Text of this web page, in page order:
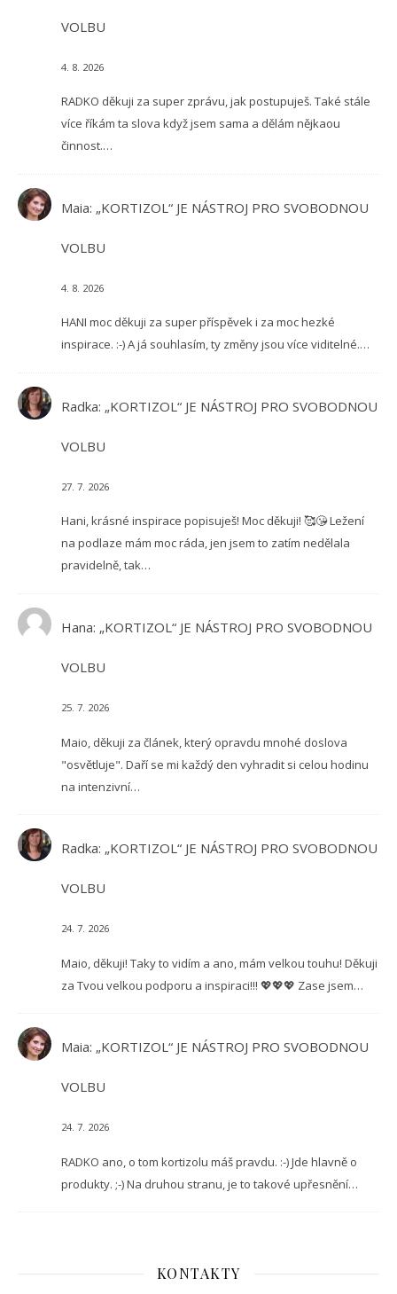
VOLBU
4. 8. 2026
RADKO děkuji za super zprávu, jak postupuješ. Také stále
více říkám ta slova když jsem sama a dělám nějkaou
činnost.…
Maia: „KORTIZOL“ JE NÁSTROJ PRO SVOBODNOU
VOLBU
4. 8. 2026
HANI moc děkuji za super příspěvek i za moc hezké
inspirace. :-) A já souhlasím, ty změny jsou více viditelné.…
Radka: „KORTIZOL“ JE NÁSTROJ PRO SVOBODNOU
VOLBU
27. 7. 2026
Hani, krásné inspirace popisuješ! Moc děkuji! 🥰😘 Ležení
na podlaze mám moc ráda, jen jsem to zatím nedělala
pravidelně, tak…
Hana: „KORTIZOL“ JE NÁSTROJ PRO SVOBODNOU
VOLBU
25. 7. 2026
Maio, děkuji za článek, který opravdu mnohé doslova
"osvětluje". Daří se mi každý den vyhradit si celou hodinu
na intenzivní…
Radka: „KORTIZOL“ JE NÁSTROJ PRO SVOBODNOU
VOLBU
24. 7. 2026
Maio, děkuji! Taky to vidím a ano, mám velkou touhu! Děkuji
za Tvou velkou podporu a inspiraci!!! 💖💖💖 Zase jsem…
Maia: „KORTIZOL“ JE NÁSTROJ PRO SVOBODNOU
VOLBU
24. 7. 2026
RADKO ano, o tom kortizolu máš pravdu. :-) Jde hlavně o
produkty. ;-) Na druhou stranu, je to takové upřesnění…
KONTAKTY